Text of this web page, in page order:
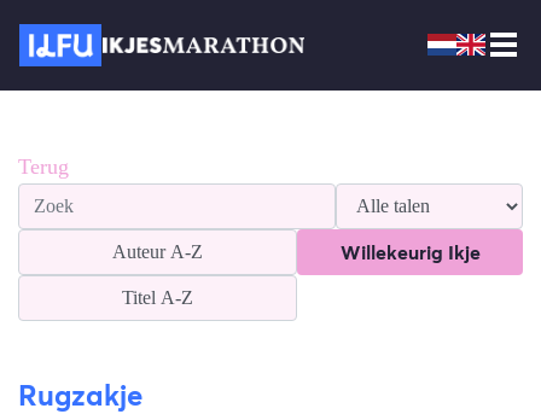
Terug
Auteur A-Z
Titel A-Z
Willekeurig Ikje
Rugzakje